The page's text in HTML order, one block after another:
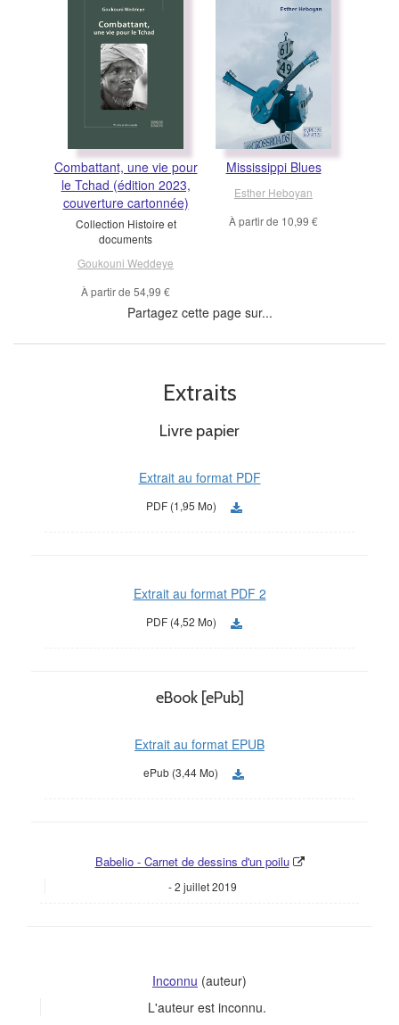
Combattant, une vie pour
le Tchad (édition 2023,
couverture cartonnée)
Collection Histoire et
documents
Goukouni Weddeye
À partir de 54,99 €
Mississippi Blues
Esther Heboyan
À partir de 10,99 €
Partagez cette page sur...
Extraits
Livre papier
Extrait au format PDF
PDF (1,95 Mo)
Extrait au format PDF 2
PDF (4,52 Mo)
eBook [ePub]
Extrait au format EPUB
ePub (3,44 Mo)
Babelio - Carnet de dessins d'un poilu
2 juillet 2019
Inconnu (auteur)
L'auteur est inconnu.